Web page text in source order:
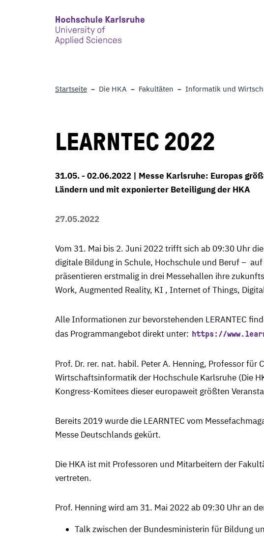
Startseite Die HKA Fakultäten Informatik und
LEARNTEC 2022
31.05. - 02.06.2022 | Messe Karlsruhe: Europas
Ländern und mit exponierter Beteiligung der HKA
27.05.2022
Vom 31. Mai bis 2. Juni 2022 trifft sich ab 09:30 Uhr
digitale Bildung in Schule, Hochschule und Beruf –
präsentieren erstmalig in drei Messehallen ihre
Work, Augmented Reality, KI , Internet of Things,
Alle Informationen zur bevorstehenden LERANTEC
das Programmangebot direkt unter: https://
Prof. Dr. rer. nat. habil. Peter A. Henning, Professor
Wirtschaftsinformatik der Hochschule Karlsruhe (Die
Kongress-Komitees dieser europaweit größten
Bereits 2019 wurde die LEARNTEC vom
Messe Deutschlands gekürt.
Die HKA ist mit Professoren und Mitarbeitern der
vertreten.
Prof. Henning wird am 31. Mai 2022 ab 09:30 Uhr an
Talk zwischen der Bundesministerin für Bildung